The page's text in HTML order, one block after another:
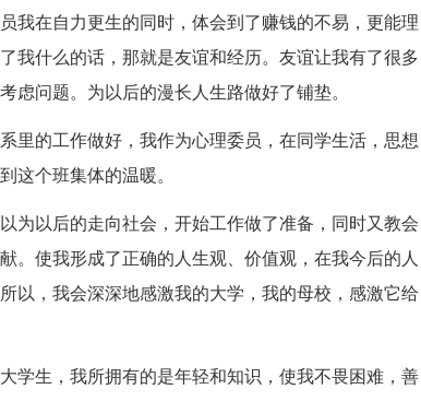
我在自力更生的同时，体会到了赚钱的不易，更能理
我什么的话，那就是友谊和经历。友谊让我有了很多
虑问题。为以后的漫长人生路做好了铺垫。
里的工作做好，我作为心理委员，在同学生活，思想
这个班集体的温暖。
为以后的走向社会，开始工作做了准备，同时又教会
。使我形成了正确的人生观、价值观，在我今后的人
以，我会深深地感激我的大学，我的母校，感激它给
学生，我所拥有的是年轻和知识，使我不畏困难，善